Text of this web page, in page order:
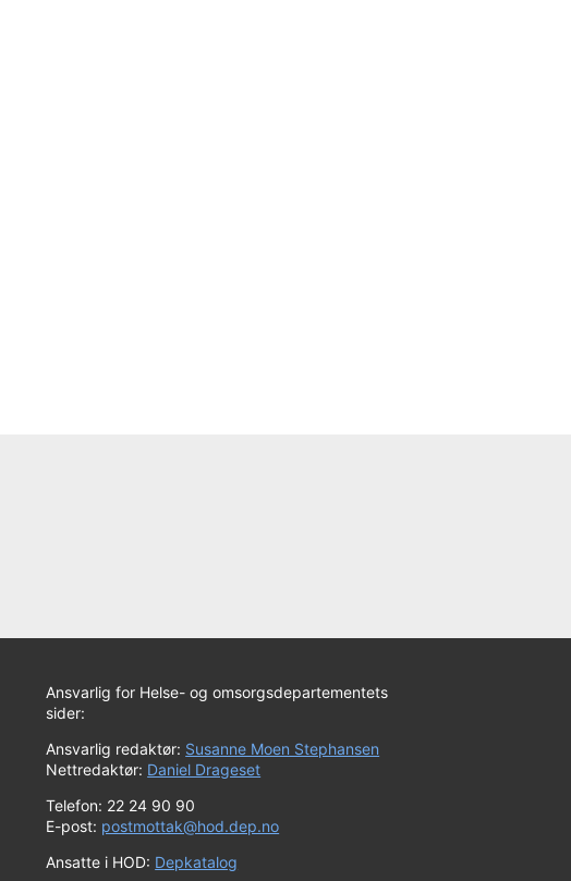
Ansvarlig for Helse- og omsorgsdepartementets
sider:
Ansvarlig redaktør: Susanne Moen Stephansen
Nettredaktør: Daniel Drageset
Telefon: 22 24 90 90
E-post: postmottak@hod.dep.no
Ansatte i HOD: Depkatalog